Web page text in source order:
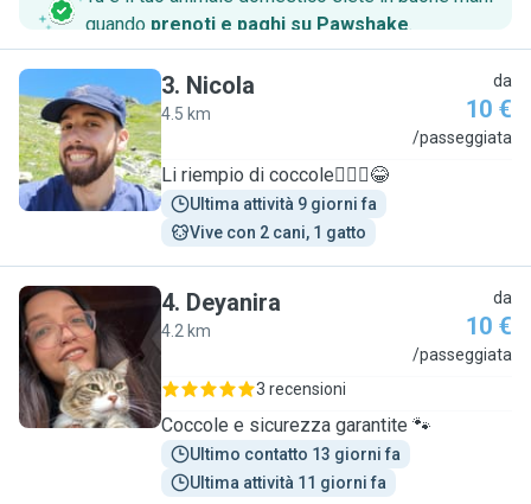
quando prenoti e paghi su Pawshake.
N
3. Nicola
4.5 km
da
10 €
/passeggiata
Li riempio di coccole🤷🏻‍♂️😂
Ultima attività 9 giorni fa
Vive con 2 cani, 1 gatto
D
4. Deyanira
4.2 km
da
10 €
/passeggiata
3 recensioni
Coccole e sicurezza garantite 🐾
Ultimo contatto 13 giorni fa
Ultima attività 11 giorni fa